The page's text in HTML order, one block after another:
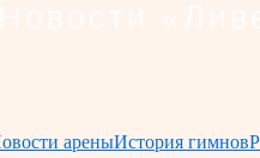
ареныИстория гимнов